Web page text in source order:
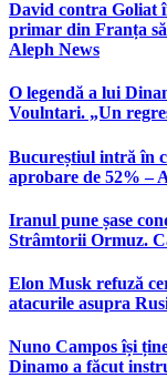
David contra Goliat
primar din Franța
Aleph News
O legendă a lui
Voulntari. „Un
Bucureștiul intră în
aprobare de 52% –
Iranul pune șase
Strâmtorii Ormuz.
Elon Musk refuză
atacurile asupra
Nuno Campos își
Dinamo a făcut